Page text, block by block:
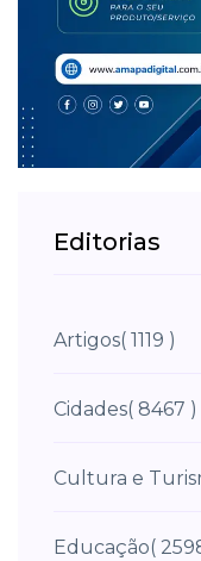
Editorias
Artigos( 1119 )
Cidades( 8467 )
Cultura e
Educação(